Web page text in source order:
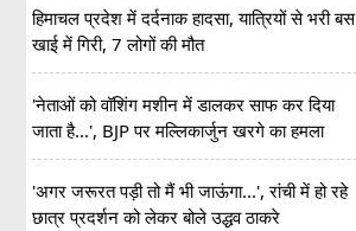
हिमाचल प्रदेश में दर्दनाक हादसा, यात्रियों से भरी बस
खाई में गिरी, 7 लोगों की मौत
'नेताओं को वॉशिंग मशीन में डालकर साफ कर दिया
जाता है...', BJP पर मल्लिकार्जुन खरगे का हमला
'अगर जरूरत पड़ी तो मैं भी जाऊंगा...', रांची में हो रहे
छात्र प्रदर्शन को लेकर बोले उद्धव ठाकरे